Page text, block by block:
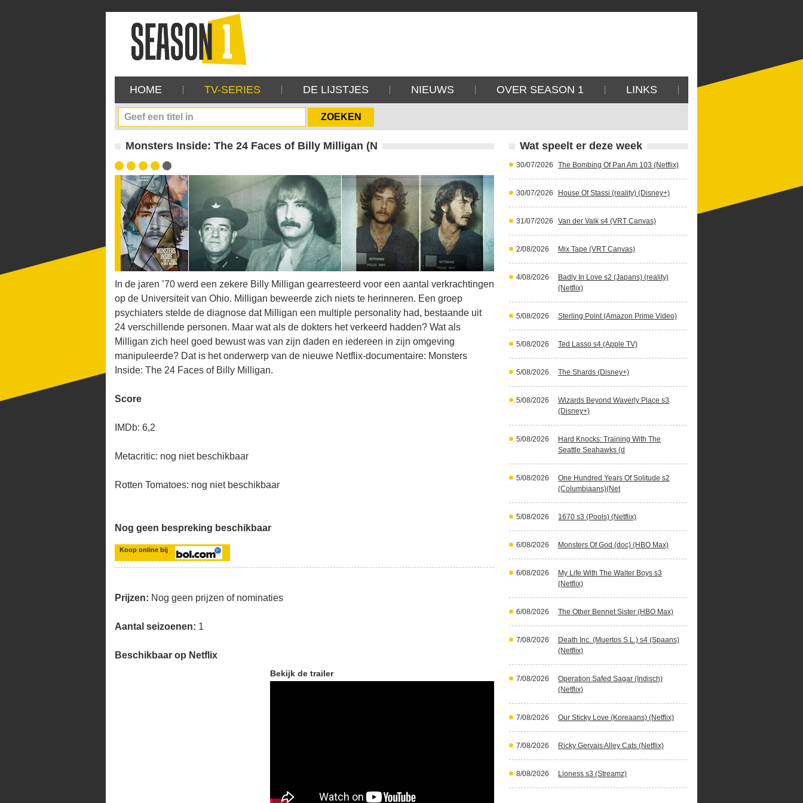
HOME TV-SERIES DE LIJSTJES NIEUWS OVER SEASON 1 LINKS
Monsters Inside: The 24 Faces of Billy Milligan (N
In de jaren ’70 werd een zekere Billy Milligan gearresteerd voor een aantal verkrachtingen
op de Universiteit van Ohio. Milligan beweerde zich niets te herinneren. Een groep
psychiaters stelde de diagnose dat Milligan een multiple personality had, bestaande uit
24 verschillende personen. Maar wat als de dokters het verkeerd hadden? Wat als
Milligan zich heel goed bewust was van zijn daden en iedereen in zijn omgeving
manipuleerde? Dat is het onderwerp van de nieuwe Netflix-documentaire: Monsters
Inside: The 24 Faces of Billy Milligan.
Score
IMDb: 6,2
Metacritic: nog niet beschikbaar
Rotten Tomatoes: nog niet beschikbaar
Nog geen bespreking beschikbaar
Koop online bij
Prijzen: Nog geen prijzen of nominaties
Aantal seizoenen: 1
Beschikbaar op Netflix
Bekijk de trailer
Wat speelt er deze week
30/07/2026 The Bombing Of Pan Am 103 (Netflix)
30/07/2026 House Of Stassi (reality) (Disney+)
31/07/2026 Van der Valk s4 (VRT Canvas)
2/08/2026 Mix Tape (VRT Canvas)
4/08/2026
Badly In Love s2 (Japans) (reality)
(Netflix)
5/08/2026 Sterling Point (Amazon Prime Video)
5/08/2026 Ted Lasso s4 (Apple TV)
5/08/2026 The Shards (Disney+)
5/08/2026
Wizards Beyond Waverly Place s3
(Disney+)
5/08/2026
Hard Knocks: Training With The
Seattle Seahawks (d
5/08/2026
One Hundred Years Of Solitude s2
(Columbiaans)(Net
5/08/2026 1670 s3 (Pools) (Netflix)
6/08/2026 Monsters Of God (doc) (HBO Max)
6/08/2026
My Life With The Walter Boys s3
(Netflix)
6/08/2026 The Other Bennet Sister (HBO Max)
7/08/2026
Death Inc. (Muertos S.L.) s4 (Spaans)
(Netflix)
7/08/2026
Operation Safed Sagar (Indisch)
(Netflix)
7/08/2026 Our Sticky Love (Koreaans) (Netflix)
7/08/2026 Ricky Gervais Alley Cats (Netflix)
8/08/2026 Lioness s3 (Streamz)